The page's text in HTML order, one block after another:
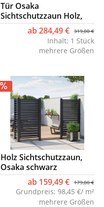
Tür Osaka
Sichtschutzzaun Holz,
weiß
ab 284,49 € 319,00 €
Inhalt: 1 Stück
mehrere Größen
Holz Sichtschutzzaun,
Osaka schwarz
ab 159,49 €
179,00 €
Grundpreis: 98,45 €/ m²
mehrere Größen